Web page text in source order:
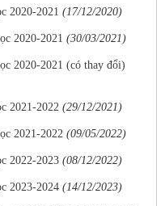
2020-2021 (17/12/2020)
2020-2021 (30/03/2021)
2020-2021 (có thay đổi)
2021-2022 (29/12/2021)
2021-2022 (09/05/2022)
2022-2023 (08/12/2022)
2023-2024 (14/12/2023)